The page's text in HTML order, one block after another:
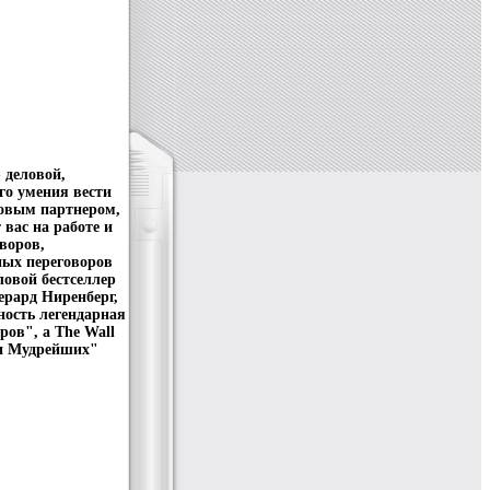
умения вести
партнером,
на работе и
переговоров
бестселлер
Ниренберг,
легендарная
а The Wall
Мудрейших"